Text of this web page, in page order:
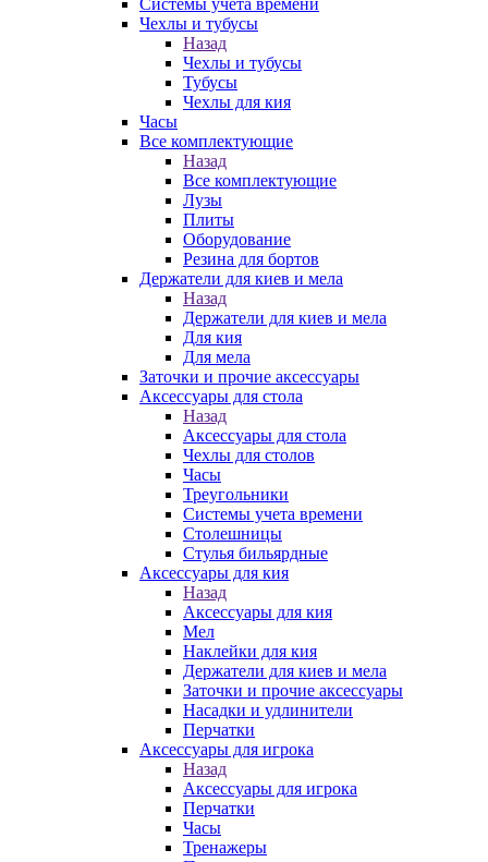
Системы учета времени
Чехлы и тубусы
Назад
Чехлы и тубусы
Тубусы
Чехлы для кия
Часы
Все комплектующие
Назад
Все комплектующие
Лузы
Плиты
Оборудование
Резина для бортов
Держатели для киев и мела
Назад
Держатели для киев и мела
Для кия
Для мела
Заточки и прочие аксессуары
Аксессуары для стола
Назад
Аксессуары для стола
Чехлы для столов
Часы
Треугольники
Системы учета времени
Столешницы
Стулья бильярдные
Аксессуары для кия
Назад
Аксессуары для кия
Мел
Наклейки для кия
Держатели для киев и мела
Заточки и прочие аксессуары
Насадки и удлинители
Перчатки
Аксессуары для игрока
Назад
Аксессуары для игрока
Перчатки
Часы
Тренажеры